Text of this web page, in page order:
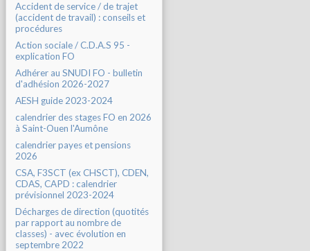
Accident de service / de trajet
(accident de travail) : conseils et
procédures
Action sociale / C.D.A.S 95 -
explication FO
Adhérer au SNUDI FO - bulletin
d'adhésion 2026-2027
AESH guide 2023-2024
calendrier des stages FO en 2026
à Saint-Ouen l'Aumône
calendrier payes et pensions
2026
CSA, F3SCT (ex CHSCT), CDEN,
CDAS, CAPD : calendrier
prévisionnel 2023-2024
Décharges de direction (quotités
par rapport au nombre de
classes) - avec évolution en
septembre 2022